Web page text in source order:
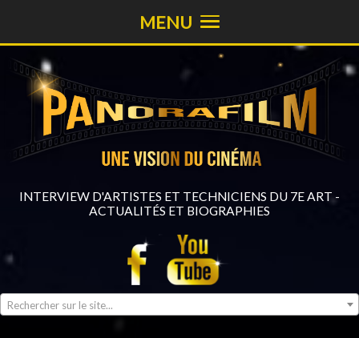
INTERVIEW D'ARTISTES ET TECHNICIENS DU 7E ART -
ACTUALITÉS ET BIOGRAPHIES
Rechercher sur le site...
MENU